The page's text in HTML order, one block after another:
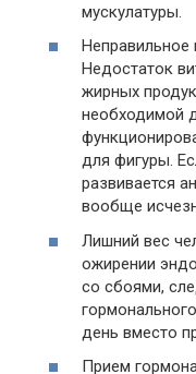
мускулатуры.
Неправильное
Недостаток
жирных
необходимой
для фигуры.
развивается
вообще
Лишний вес
ожирении
со сбоями,
день вместо
Прием